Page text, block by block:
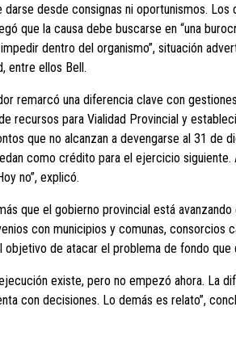
darse desde consignas ni oportunismos.
que la causa debe buscarse en “una
dentro del organismo”, situación
entre ellos Bell.
remarcó una diferencia clave con
recursos para Vialidad Provincial y
que no alcanzan a devengarse al 31 de
como crédito para el ejercicio
no”, explicó.
que el gobierno provincial está
con municipios y comunas, consorcios
objetivo de atacar el problema de fondo que
existe, pero no empezó ahora. La
con decisiones. Lo demás es relato”,